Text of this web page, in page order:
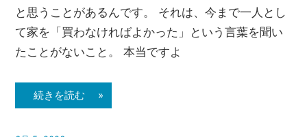
と思うことがあるんです。 それは、今まで一人とし
て家を「買わなければよかった」という言葉を聞い
たことがないこと。 本当ですよ
続きを読む »